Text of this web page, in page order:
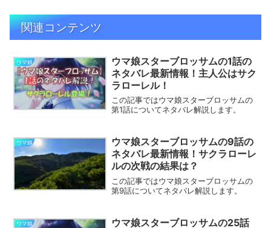
関連コンテンツ
ウマ娘
ウマ娘スターブロッサムの1話の
ネタバレ最新情報！主人公はサク
ラローレル！
この記事ではウマ娘スターブロッサムの
第1話についてネタバレ解説します。
ウマ娘
ウマ娘スターブロッサムの9話の
ネタバレ最新情報！サクラローレ
ルの次戦の結果は？
この記事ではウマ娘スターブロッサムの
第9話についてネタバレ解説します。
ウマ娘
ウマ娘スターブロッサムの25話